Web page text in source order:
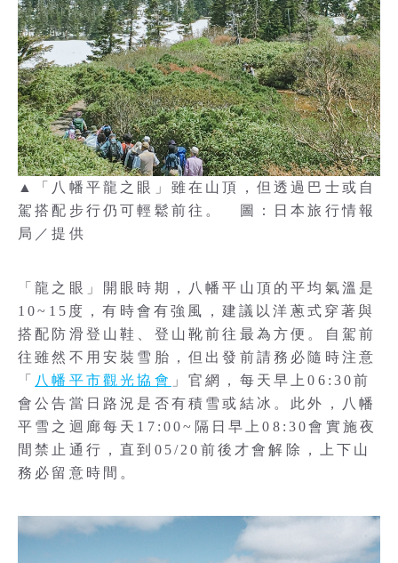
▲「八幡平龍之眼」雖在山頂，但透過巴士或自
駕搭配步行仍可輕鬆前往。 圖：日本旅行情報
局／提供
「龍之眼」開眼時期，八幡平山頂的平均氣溫是
10~15度，有時會有強風，建議以洋蔥式穿著與
搭配防滑登山鞋、登山靴前往最為方便。自駕前
往雖然不用安裝雪胎，但出發前請務必隨時注意
「
八幡平市觀光協會 」官網，每天早上06:30前
會公告當日路況是否有積雪或結冰。此外，八幡
平雪之迴廊每天17:00~隔日早上08:30會實施夜
間禁止通行，直到05/20前後才會解除，上下山
務必留意時間。